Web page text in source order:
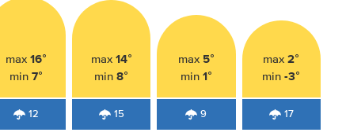
max16°
min7°
12
max 14°
min8°
15
max 5°
min 1°
9
max2°
min-3°
17